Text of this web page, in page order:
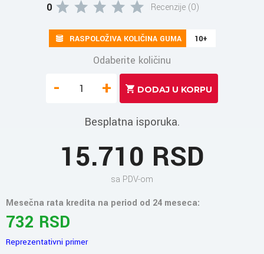
0 Recenzije (0)
RASPOLOŽIVA KOLIČINA GUMA 10+
Odaberite količinu
- +
Besplatna isporuka.
15.710 RSD
sa PDV-om
Mesečna rata kredita na period od 24 meseca:
732 RSD
Reprezentativni primer